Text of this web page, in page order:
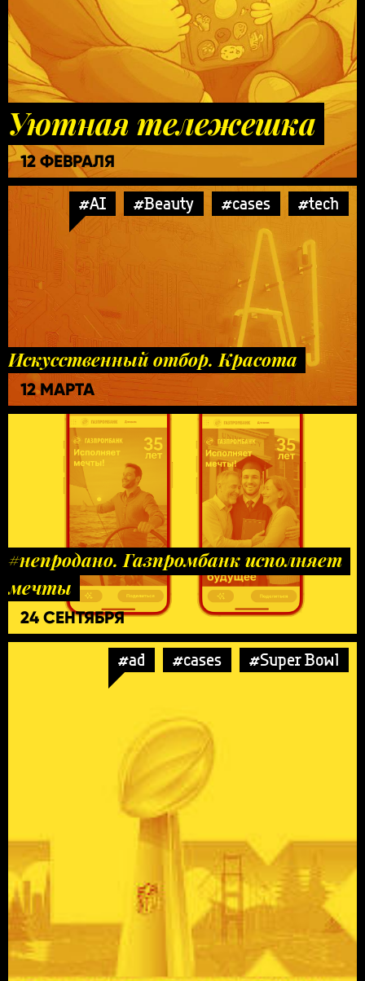
Уютная тележешка
12 ФЕВРАЛЯ
#AI #Beauty #cases #tech
Искусственный отбор. Красота
12 МАРТА
#непродано. Газпромбанк исполняет
мечты
24 СЕНТЯБРЯ
#ad #cases #Super Bowl